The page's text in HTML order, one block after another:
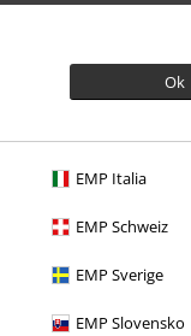
Ok
EMP Italia
EMP Schweiz
EMP Sverige
EMP Slovensko